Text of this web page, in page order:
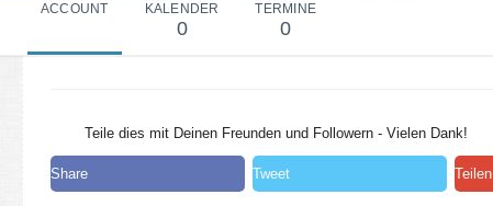
ACCOUNT KALENDER
0
TERMINE
0
Teile dies mit Deinen Freunden und Followern - Vielen Dank!
Share Tweet Teilen